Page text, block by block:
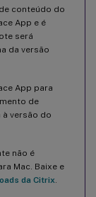
conteúdo do
App e é
será
da versão
App para
de
versão do
não é
Mac. Baixe e
da Citrix